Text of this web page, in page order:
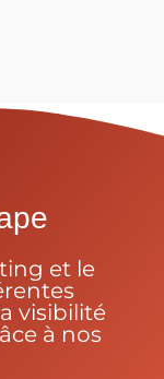
et le
visibilité
à nos